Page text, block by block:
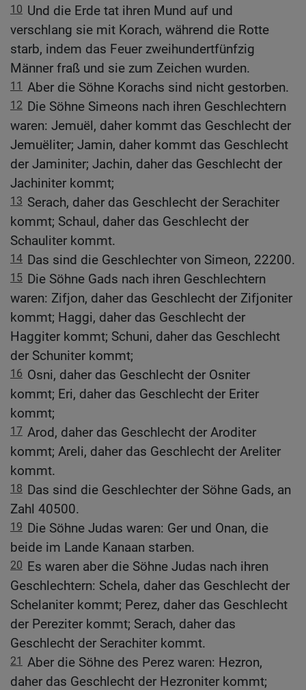
10 Und die Erde tat ihren Mund auf und
verschlang sie mit Korach, während die Rotte
starb, indem das Feuer zweihundertfünfzig
Männer fraß und sie zum Zeichen wurden.
11 Aber die Söhne Korachs sind nicht gestorben.
12 Die Söhne Simeons nach ihren Geschlechtern
waren: Jemuël, daher kommt das Geschlecht der
Jemuëliter; Jamin, daher kommt das Geschlecht
der Jaminiter; Jachin, daher das Geschlecht der
Jachiniter kommt;
13 Serach, daher das Geschlecht der Serachiter
kommt; Schaul, daher das Geschlecht der
Schauliter kommt.
14 Das sind die Geschlechter von Simeon, 22200.
15 Die Söhne Gads nach ihren Geschlechtern
waren: Zifjon, daher das Geschlecht der Zifjoniter
kommt; Haggi, daher das Geschlecht der
Haggiter kommt; Schuni, daher das Geschlecht
der Schuniter kommt;
16 Osni, daher das Geschlecht der Osniter
kommt; Eri, daher das Geschlecht der Eriter
kommt;
17 Arod, daher das Geschlecht der Aroditer
kommt; Areli, daher das Geschlecht der Areliter
kommt.
18 Das sind die Geschlechter der Söhne Gads, an
Zahl 40500.
19 Die Söhne Judas waren: Ger und Onan, die
beide im Lande Kanaan starben.
20 Es waren aber die Söhne Judas nach ihren
Geschlechtern: Schela, daher das Geschlecht der
Schelaniter kommt; Perez, daher das Geschlecht
der Pereziter kommt; Serach, daher das
Geschlecht der Serachiter kommt.
21 Aber die Söhne des Perez waren: Hezron,
daher das Geschlecht der Hezroniter kommt;